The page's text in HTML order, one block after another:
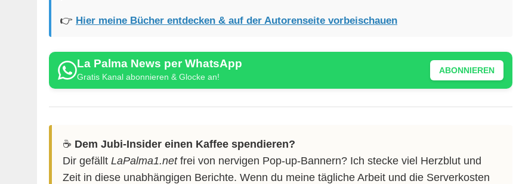
👉 Hier meine Bücher entdecken & auf der Autorenseite vorbeischauen
La Palma News per WhatsApp
Gratis Kanal abonnieren & Glocke an!
ABONNIEREN
☕️ Dem Jubi-Insider einen Kaffee spendieren?
Dir gefällt LaPalma1.netfrei von nervigen Pop-up-Bannern? Ich stecke viel Herzblut und
Zeit in diese unabhängigen Berichte. Wenn du meine tägliche Arbeit und die Serverkosten